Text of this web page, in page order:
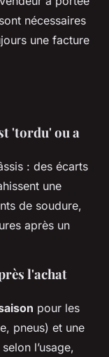
nécessaires
une facture
'tordu' ou a
: des écarts
une
de soudure,
après un
l'achat
pour les
pneus) et une
l’usage,